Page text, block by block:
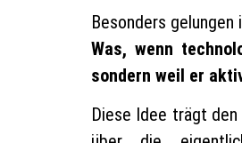
Besonders gelungen
Was, wenn
sondern weil er
Diese Idee trägt